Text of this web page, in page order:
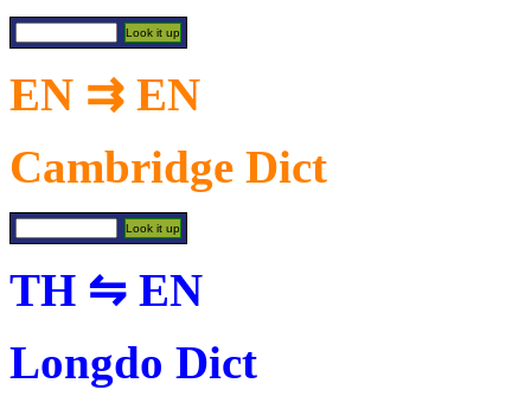
EN ⇉ EN
Cambridge Dict
TH ⇋ EN
Longdo Dict